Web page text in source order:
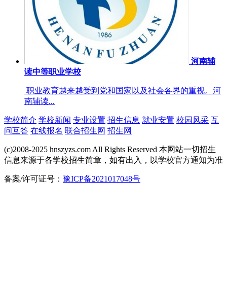
河南辅
读中等职业学校
职业教育越来越受到党和国家以及社会各界的重视。河
南辅读...
学校简介 学校新闻 专业设置 招生信息 就业安置 校园风采 互
问互答 在线报名 联合招生网 招生网
(c)2008-2025 hnszyzs.com All Rights Reserved 本网站一切招生
信息来源于各学校招生简章，如有出入，以学校官方通知为准
备案/许可证号： 豫ICP备2021017048号